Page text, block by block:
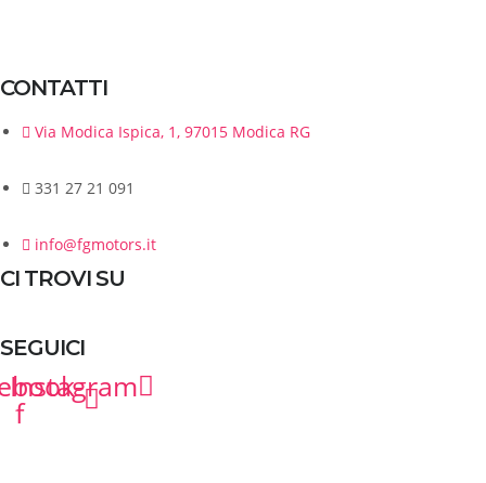
CONTATTI
Via Modica Ispica, 1, 97015 Modica RG
331 27 21 091
info@fgmotors.it
CI TROVI SU
SEGUICI
f
Instagram